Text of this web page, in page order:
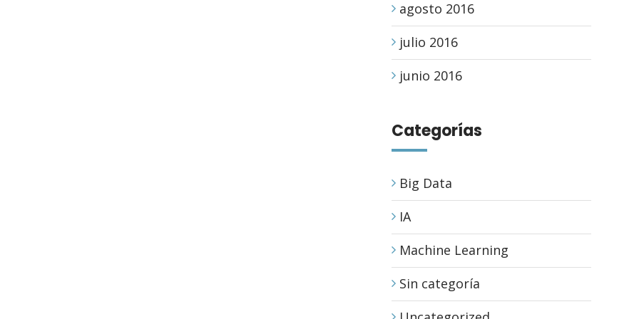
agosto 2016
julio 2016
junio 2016
Categorías
Big Data
IA
Machine Learning
Sin categoría